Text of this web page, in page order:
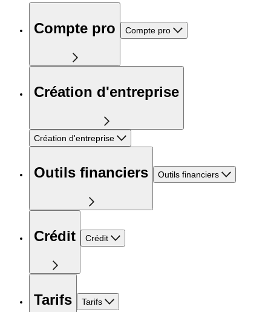
Compte pro Compte pro
Création d'entreprise
Création d'entreprise
Outils financiers Outils financiers
Crédit Crédit
Tarifs Tarifs